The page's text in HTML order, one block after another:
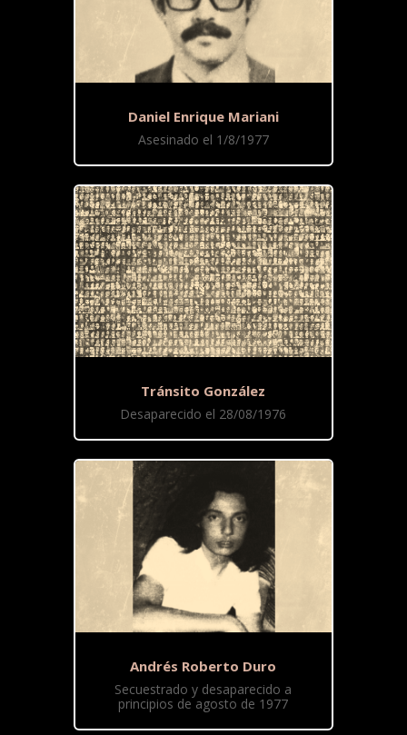
Daniel Enrique Mariani
Asesinado el 1/8/1977
Tránsito González
Desaparecido el 28/08/1976
Andrés Roberto Duro
Secuestrado y desaparecido a
principios de agosto de 1977